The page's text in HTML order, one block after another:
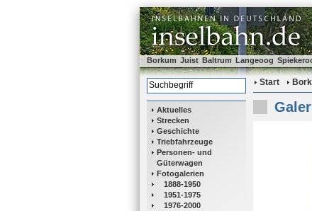
Borkum Juist Baltrum Langeoog
Aktuelles
Strecken
Geschichte
Triebfahrzeuge
Personen- und
Güterwagen
Fotogalerien
1888-1950
1951-1975
1976-2000
Start